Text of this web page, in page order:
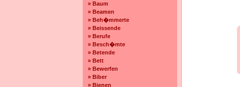
» Baum
» Beamen
» Beh�mmerte
» Beissende
» Berufe
» Besch�mte
» Betende
» Bett
» Bewerfen
» Biber
» Bienen